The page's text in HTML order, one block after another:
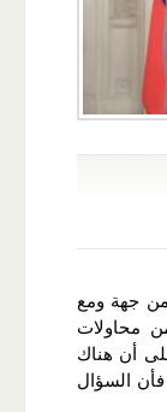
من جهة ومع
محاولات
أن هناك
السؤال